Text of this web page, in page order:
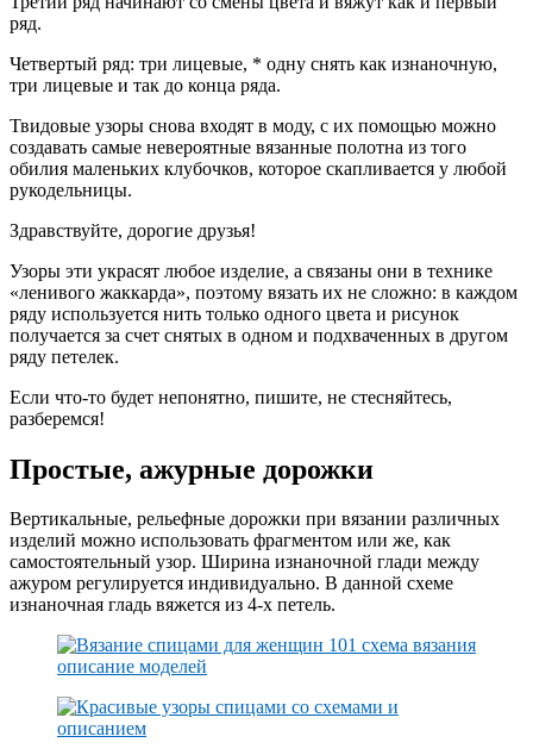
ряд.
Четвертый ряд: три лицевые, * одну снять как изнаночную,
три лицевые и так до конца ряда.
Твидовые узоры снова входят в моду, с их помощью можно
создавать самые невероятные вязанные полотна из того
обилия маленьких клубочков, которое скапливается у любой
рукодельницы.
Здравствуйте, дорогие друзья!
Узоры эти украсят любое изделие, а связаны они в технике
«ленивого жаккарда», поэтому вязать их не сложно: в каждом
ряду используется нить только одного цвета и рисунок
получается за счет снятых в одном и подхваченных в другом
ряду петелек.
Если что-то будет непонятно, пишите, не стесняйтесь,
разберемся!
Простые, ажурные дорожки
Вертикальные, рельефные дорожки при вязании различных
изделий можно использовать фрагментом или же, как
самостоятельный узор. Ширина изнаночной глади между
ажуром регулируется индивидуально. В данной схеме
изнаночная гладь вяжется из 4-х петель.